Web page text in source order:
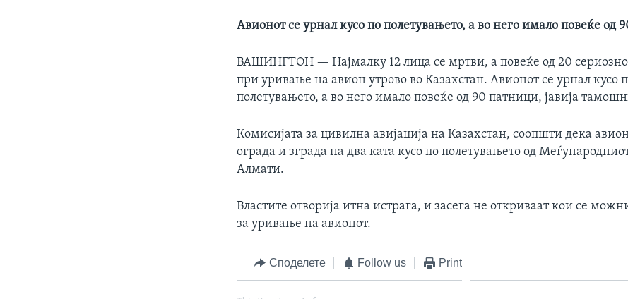
Авионот се урнал кусо по полетувањето, а во него имало повеќе од
ВАШИНГТОН —Најмалку 12 лица се мртви, а повеќе од 20
при уривање на авион утрово во Казахстан. Авионот се урнал кусо
полетувањето, а во него имало повеќе од 90 патници, јавија
Комисијата за цивилна авијација на Казахстан, соопшти дека
ограда и зграда на два ката кусо по полетувањето од
Алмати.
Властите отворија итна истрага, и засега не откриваат кои се
за уривање на авионот.
Споделете Follow us Print